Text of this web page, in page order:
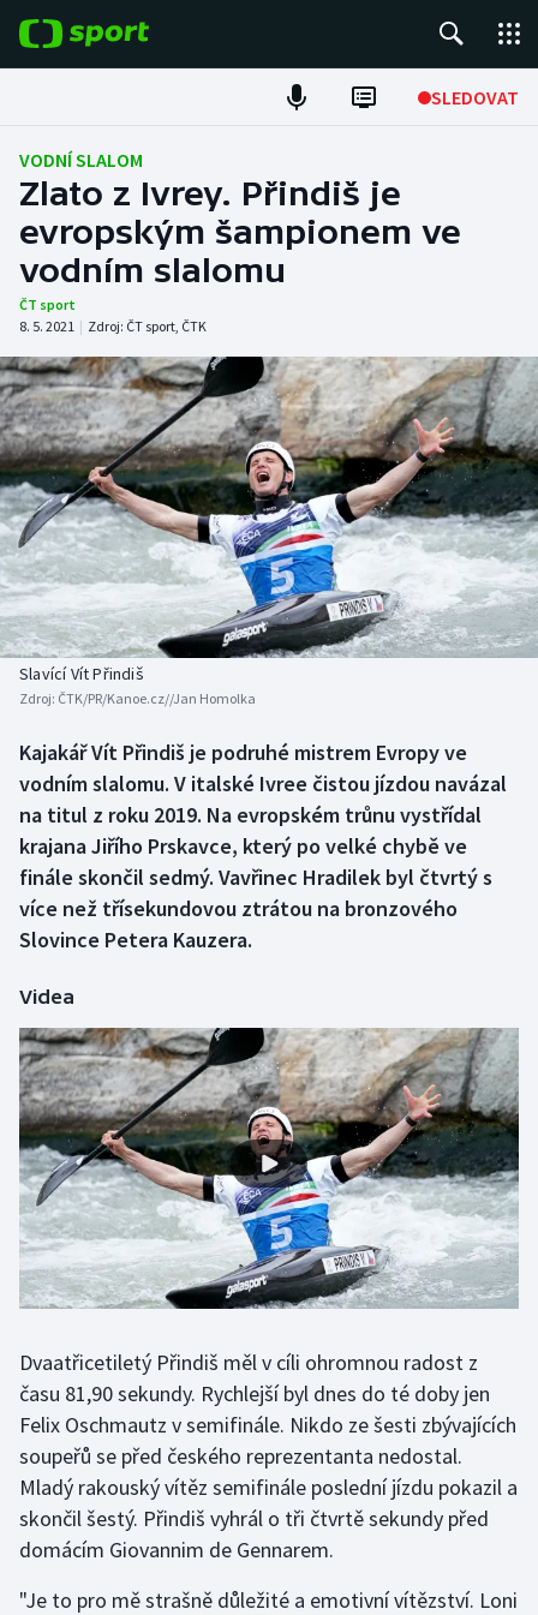
SLEDOVAT
Fotbal
Hokej
Tenis
Atletika
Cyklistika
DALŠÍ SPORTY
Americký fotbal
Baseball a softbal
Basketbal
Biatlon
Box
Curling
Dostihy
Golf
Gymnastika
Házená
Jezdectví
Judo
Krasobruslení
Lezení
Lyže a snowboard
Moderní pětiboj
Motorsport
NEPŘEHLÉDNĚTE
Soutěže
Historické návraty
Aplikace ČT sport
VODNÍ SLALOM
Zlato z Ivrey. Přindiš je
evropským šampionem ve
vodním slalomu
ČT sport
8. 5. 2021 | Zdroj: ČT sport, ČTK
Slavící Vít Přindiš
Zdroj: ČTK/PR/Kanoe.cz//Jan Homolka
Kajakář Vít Přindiš je podruhé mistrem Evropy ve
vodním slalomu. V italské Ivree čistou jízdou navázal
na titul z roku 2019. Na evropském trůnu vystřídal
krajana Jiřího Prskavce, který po velké chybě ve
finále skončil sedmý. Vavřinec Hradilek byl čtvrtý s
více než třísekundovou ztrátou na bronzového
Slovince Petera Kauzera.
Videa
Dvaatřicetiletý Přindiš měl v cíli ohromnou radost z
času 81,90 sekundy. Rychlejší byl dnes do té doby jen
Felix Oschmautz v semifinále. Nikdo ze šesti zbývajících
soupeřů se před českého reprezentanta nedostal.
Mladý rakouský vítěz semifinále poslední jízdu pokazil a
skončil šestý. Přindiš vyhrál o tři čtvrtě sekundy před
domácím Giovannim de Gennarem.
"Je to pro mě strašně důležité a emotivní vítězství. Loni